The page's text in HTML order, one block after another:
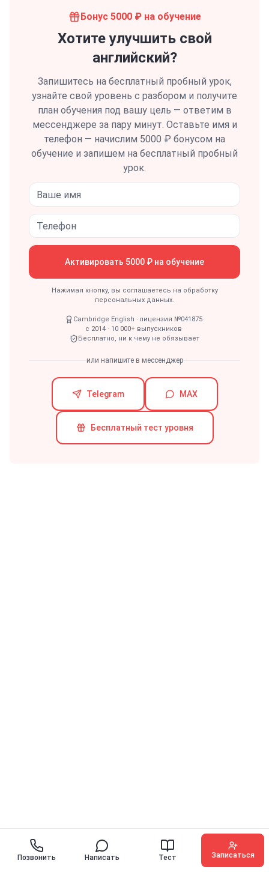
Бонус 5000 ₽ на обучение
Хотите улучшить свой
английский?
Запишитесь на бесплатный пробный урок,
узнайте свой уровень с разбором и получите
план обучения под вашу цель — ответим в
мессенджере за пару минут. Оставьте имя и
телефон — начислим 5000 ₽ бонусом на
обучение и запишем на бесплатный пробный
урок.
Активировать 5000 ₽ на обучение
Нажимая кнопку, вы соглашаетесь на обработку
персональных данных.
Cambridge English · лицензия №041875·
с 2014 · 10 000+ выпускников·
Бесплатно, ни к чему не обязывает
или напишите в мессенджер
Telegram MAX
Бесплатный тест уровня
Позвонить Написать Тест Записаться